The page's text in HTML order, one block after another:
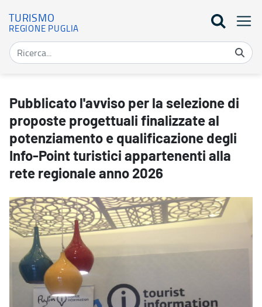
TURISMO
REGIONE PUGLIA
Pubblicato l'avviso per la selezione di
proposte progettuali finalizzate al
potenziamento e qualificazione degli
Info-Point turistici appartenenti alla
rete regionale anno 2026